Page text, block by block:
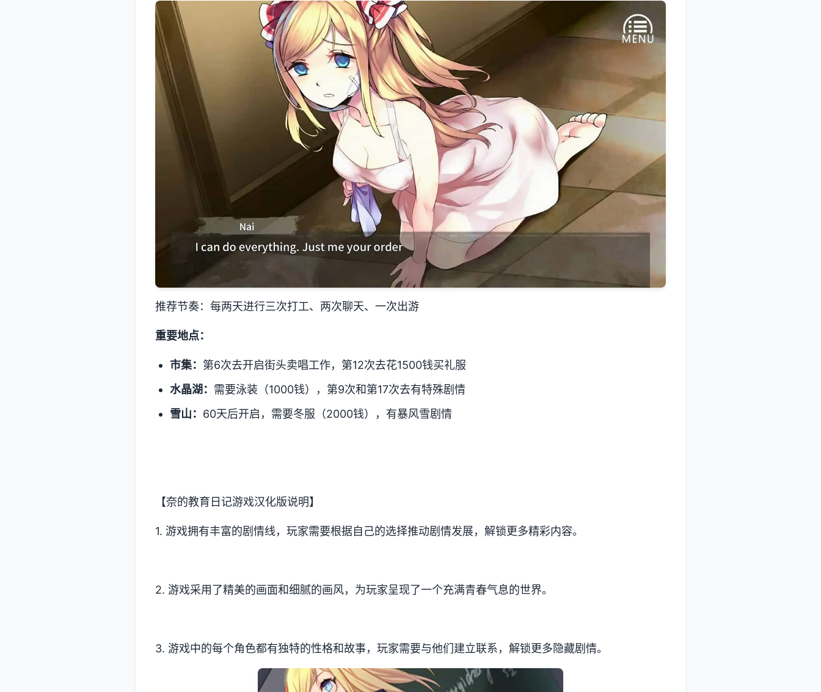
推荐节奏：每两天进行三次打工、两次聊天、一次出游
重要地点：
市集： 第6次去开启街头卖唱工作，第12次去花1500钱买礼服
水晶湖： 需要泳装（1000钱），第9次和第17次去有特殊剧情
雪山： 60天后开启，需要冬服（2000钱），有暴风雪剧情
【奈的教育日记游戏汉化版说明】
1. 游戏拥有丰富的剧情线，玩家需要根据自己的选择推动剧情发展，解锁更多精彩内容。
2. 游戏采用了精美的画面和细腻的画风，为玩家呈现了一个充满青春气息的世界。
3. 游戏中的每个角色都有独特的性格和故事，玩家需要与他们建立联系，解锁更多隐藏剧情。